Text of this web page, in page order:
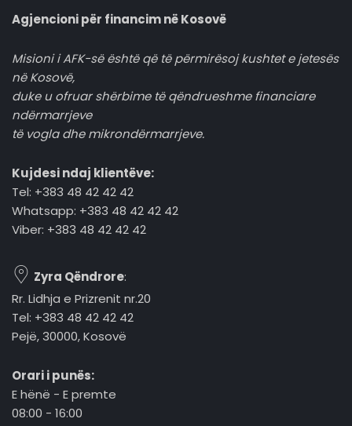
Agjencioni për financim në Kosovë
Misioni i AFK-së është që të përmirësoj kushtet e jetesës
në Kosovë,
duke u ofruar shërbime të qëndrueshme financiare
ndërmarrjeve
të vogla dhe mikrondërmarrjeve.
Kujdesi ndaj klientëve:
Tel: +383 48 42 42 42
Whatsapp: +383 48 42 42 42
Viber: +383 48 42 42 42
Zyra Qëndrore:
Rr. Lidhja e Prizrenit nr.20
Tel: +383 48 42 42 42
Pejë, 30000, Kosovë
Orari i punës:
E hënë - E premte
08:00 - 16:00